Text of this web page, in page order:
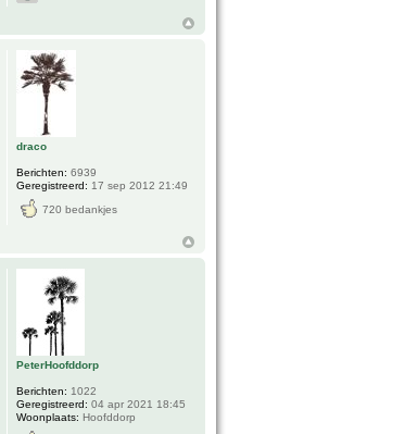
draco
Berichten: 6939
Geregistreerd: 17 sep 2012 21:49
720 bedankjes
PeterHoofddorp
Berichten: 1022
Geregistreerd: 04 apr 2021 18:45
Woonplaats: Hoofddorp